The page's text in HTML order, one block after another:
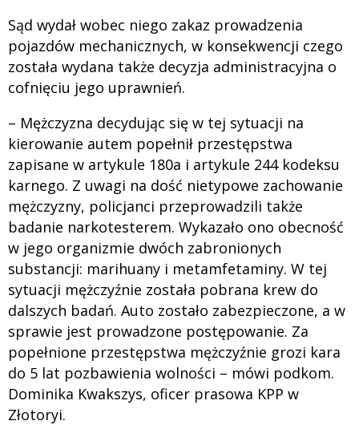
Sąd wydał wobec niego zakaz prowadzenia
pojazdów mechanicznych, w konsekwencji czego
została wydana także decyzja administracyjna o
cofnięciu jego uprawnień.
– Mężczyzna decydując się w tej sytuacji na
kierowanie autem popełnił przestępstwa
zapisane w artykule 180a i artykule 244 kodeksu
karnego. Z uwagi na dość nietypowe zachowanie
mężczyzny, policjanci przeprowadzili także
badanie narkotesterem. Wykazało ono obecność
w jego organizmie dwóch zabronionych
substancji: marihuany i metamfetaminy. W tej
sytuacji mężczyźnie została pobrana krew do
dalszych badań. Auto zostało zabezpieczone, a w
sprawie jest prowadzone postępowanie. Za
popełnione przestępstwa mężczyźnie grozi kara
do 5 lat pozbawienia wolności – mówi podkom.
Dominika Kwakszys, oficer prasowa KPP w
Złotoryi.